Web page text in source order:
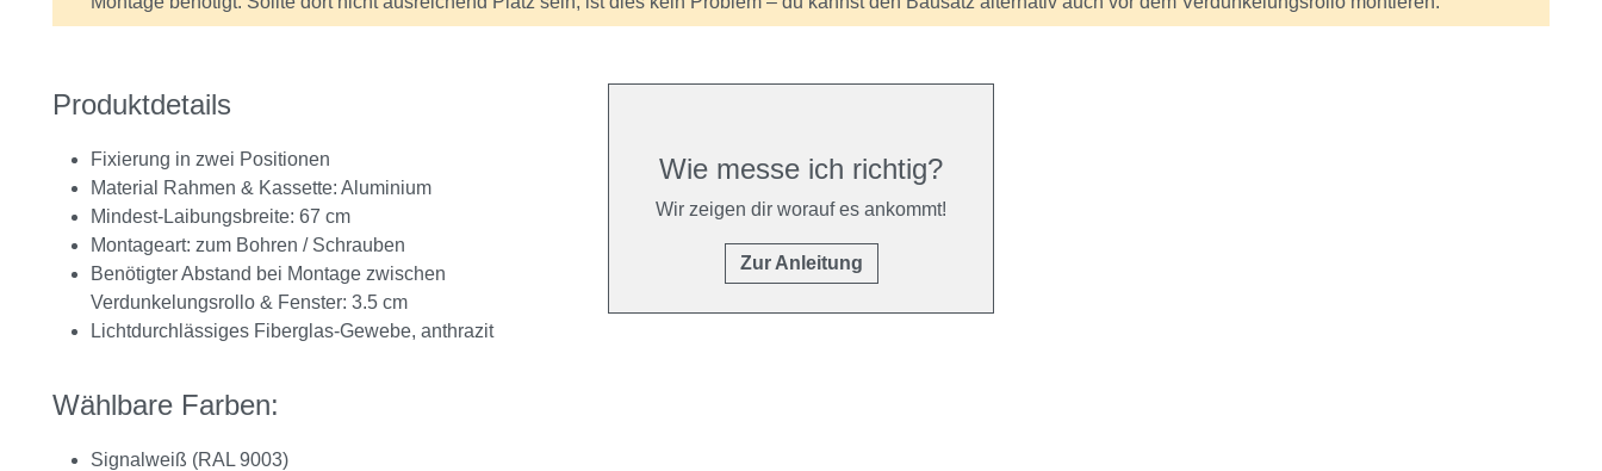
Produktdetails
Fixierung in zwei Positionen
Material Rahmen & Kassette: Aluminium
Mindest-Laibungsbreite: 67 cm
Montageart: zum Bohren / Schrauben
Benötigter Abstand bei Montage zwischen
Verdunkelungsrollo & Fenster: 3.5 cm
Lichtdurchlässiges Fiberglas-Gewebe, anthrazit
Wählbare Farben:
Signalweiß (RAL 9003)
Wie messe ich richtig?
Wir zeigen dir worauf es ankommt!
Zur Anleitung